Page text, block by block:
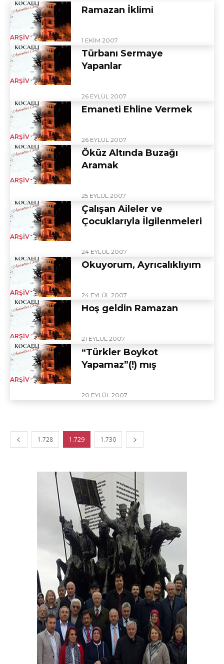
ARŞIV
Ramazan İklimi
1 EKIM 2007
ARŞIV
Türbanı Sermaye
Yapanlar
26 EYLÜL 2007
ARŞIV
Emaneti Ehline Vermek
26 EYLÜL 2007
ARŞIV
Öküz Altında Buzağı
Aramak
25 EYLÜL 2007
ARŞIV
Çalışan Aileler ve
Çocuklarıyla İlgilenmeleri
24 EYLÜL 2007
ARŞIV
Okuyorum, Ayrıcalıklıyım
24 EYLÜL 2007
ARŞIV
Hoş geldin Ramazan
21 EYLÜL 2007
ARŞIV
“Türkler Boykot
Yapamaz”(!) mış
20 EYLÜL 2007
1.728 1.729 1.730